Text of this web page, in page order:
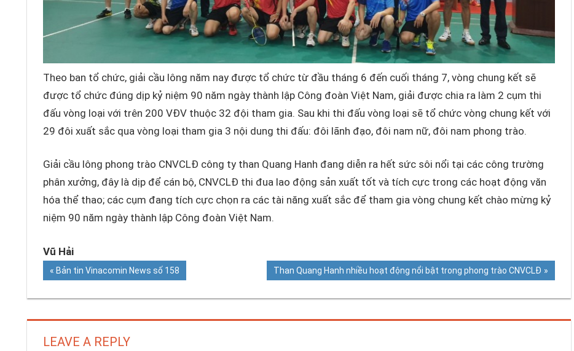
Theo ban tổ chức, giải cầu lông năm nay được tổ chức từ đầu tháng 6 đến cuối tháng 7, vòng chung kết sẽ
được tổ chức đúng dịp kỷ niệm 90 năm ngày thành lập Công đoàn Việt Nam, giải được chia ra làm 2 cụm thi
đấu vòng loại với trên 200 VĐV thuộc 32 đội tham gia. Sau khi thi đấu vòng loại sẽ tổ chức vòng chung kết với
29 đôi xuất sắc qua vòng loại tham gia 3 nội dung thi đấu: đôi lãnh đạo, đôi nam nữ, đôi nam phong trào.
Giải cầu lông phong trào CNVCLĐ công ty than Quang Hanh đang diễn ra hết sức sôi nổi tại các công trường
phân xưởng, đây là dịp để cán bộ, CNVCLĐ thi đua lao động sản xuất tốt và tích cực trong các hoạt động văn
hóa thể thao; các cụm đang tích cực chọn ra các tài năng xuất sắc để tham gia vòng chung kết chào mừng kỷ
niệm 90 năm ngày thành lập Công đoàn Việt Nam.
Vũ Hải
Điều
bài
Previous
Bản tin Vinacomin News số 158
Next
Than Quang Hanh nhiều hoạt động nổi bật trong phong trào CNVCLĐ
LEAVE A REPLY